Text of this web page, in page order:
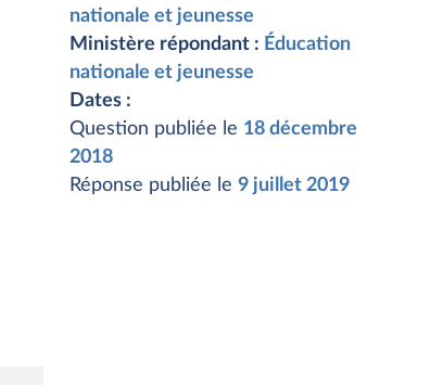
nationale et jeunesse
Ministère répondant : Éducation
nationale et jeunesse
Dates :
Question publiée le 18 décembre
2018
Réponse publiée le 9 juillet 2019